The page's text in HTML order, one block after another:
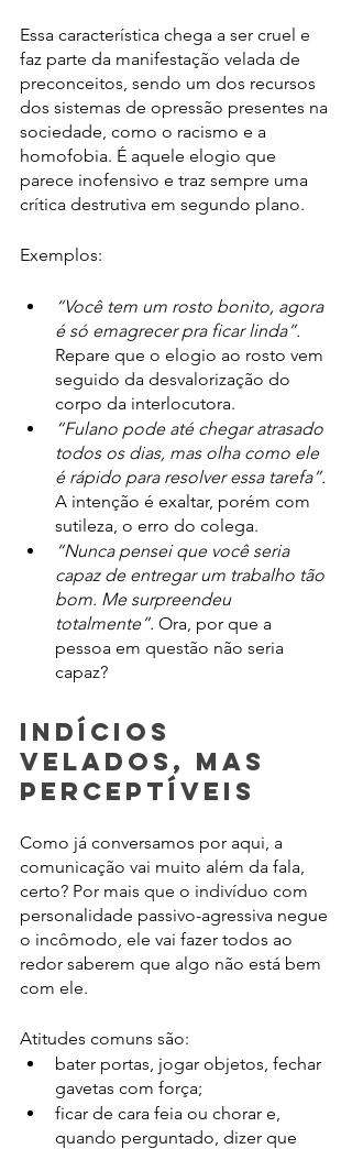
Essa característica chega a ser cruel e
faz parte da manifestação velada de
preconceitos, sendo um dos recursos
dos sistemas de opressão presentes na
sociedade, como o racismo e a
homofobia. É aquele elogio que
parece inofensivo e traz sempre uma
crítica destrutiva em segundo plano.
Exemplos:
“Você tem um rosto bonito, agora
é só emagrecer pra ficar linda”.
Repare que o elogio ao rosto vem
seguido da desvalorização do
corpo da interlocutora.
“Fulano pode até chegar atrasado
todos os dias, mas olha como ele
é rápido para resolver essa tarefa”.
A intenção é exaltar, porém com
sutileza, o erro do colega.
“Nunca pensei que você seria
capaz de entregar um trabalho tão
bom. Me surpreendeu
totalmente”. Ora, por que a
pessoa em questão não seria
capaz?
Indícios
velados, mas
perceptíveis
Como já conversamos por aqui, a
comunicação vai muito além da fala,
certo? Por mais que o indivíduo com
personalidade passivo-agressiva negue
o incômodo, ele vai fazer todos ao
redor saberem que algo não está bem
com ele.
Atitudes comuns são:
bater portas, jogar objetos, fechar
gavetas com força;
ficar de cara feia ou chorar e,
quando perguntado, dizer que